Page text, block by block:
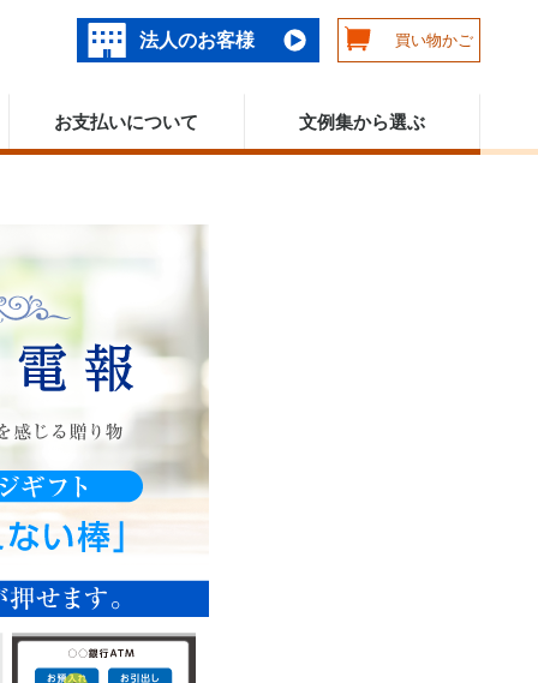
法人のお客様 買い物かご
お支払いについて 文例集から選ぶ